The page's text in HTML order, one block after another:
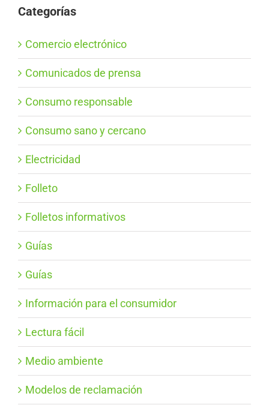
Categorías
Comercio electrónico
Comunicados de prensa
Consumo responsable
Consumo sano y cercano
Electricidad
Folleto
Folletos informativos
Guías
Guías
Información para el consumidor
Lectura fácil
Medio ambiente
Modelos de reclamación